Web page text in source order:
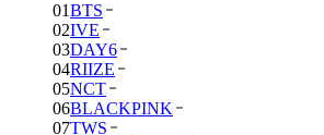
01BTS
02IVE
03DAY6
04RIIZE
05NCT
06BLACKPINK
07TWS